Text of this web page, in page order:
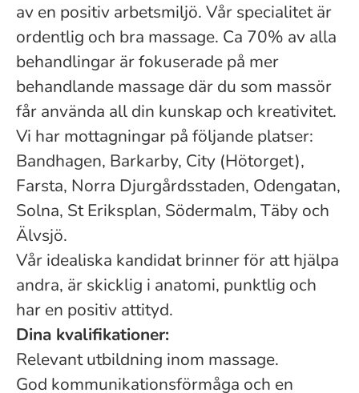
av en positiv arbetsmiljö. Vår specialitet är
ordentlig och bra massage. Ca 70% av alla
behandlingar är fokuserade på mer
behandlande massage där du som massör
får använda all din kunskap och kreativitet.
Vi har mottagningar på följande platser:
Bandhagen, Barkarby, City (Hötorget),
Farsta, Norra Djurgårdsstaden, Odengatan,
Solna, St Eriksplan, Södermalm, Täby och
Älvsjö.
Vår idealiska kandidat brinner för att hjälpa
andra, är skicklig i anatomi, punktlig och
har en positiv attityd.
Dina kvalifikationer:
Relevant utbildning inom massage.
God kommunikationsförmåga och en